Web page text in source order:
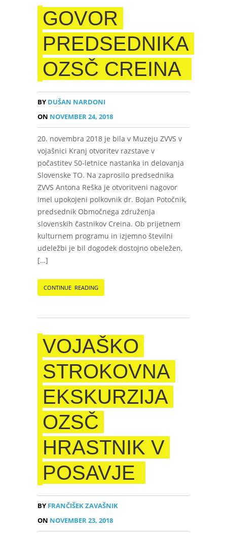
GOVOR
PREDSEDNIKA
OZSČ CREINA
BY DUŠAN NARDONI
ON NOVEMBER 24, 2018
20. novembra 2018 je bila v Muzeju ZVVS v
vojašnici Kranj otvoritev razstave v
počastitev 50-letnice nastanka in delovanja
Slovenske TO. Na zaprosilo predsednika
ZVVS Antona Reška je otvoritveni nagovor
imel upokojeni polkovnik dr. Bojan Potočnik,
predsednik Območnega združenja
slovenskih častnikov Creina. Ob prijetnem
kulturnem programu in izjemno številni
udeležbi je bil dogodek dostojno obeležen,
[…]
CONTINUE READING
VOJAŠKO
STROKOVNA
EKSKURZIJA
OZSČ
HRASTNIK V
POSAVJE
BY FRANČIŠEK ZAVAŠNIK
ON NOVEMBER 23, 2018